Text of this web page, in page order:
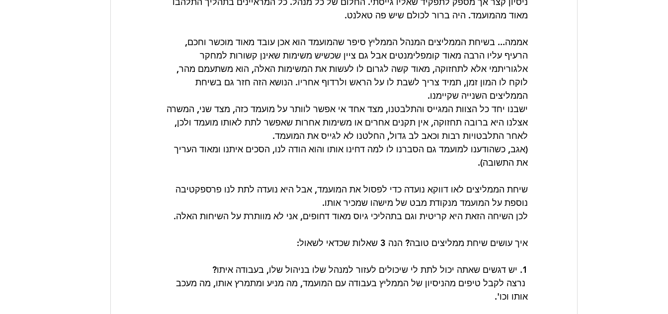
מאוד מהמועמד. היה ברור לכולם שיש פה טאלנט.
אממה... בשיחת הממליצים המנהל הממליץ סיפר שהמועמד הוא אכן עובד מאוד מוכשר וחכם,
הרעיף עליו הרבה מאוד קומפלימנטים אבל גם ציין שכשיש משימות שאינן קשורות למחקר
אלגוריתמי אלא לתחזוקה, מאוד קשה לגרום לו לעשות את המשימות האלה, הוא משתעמם מהר,
לוקח לו המון זמן, תמיד צריך לשבת לו על הראש ולרדוף אחריו. הנושא הזה חזר גם בשיחת
הממליצים השנייה שקיימנו.
ישבנו יחד כל הצוות המגייס והתלבטנו, מצד אחד אי אפשר לוותר על מועמד כזה, מצד שני, המשרה
אצלנו היא ברובה תחזוקה, אין תקנים אחרים או משימות אחרות שאפשר לתת לאותו מועמד ולכן,
לאחר התלבטויות רבות וכאב לב גדול, החלטנו לא לגייס את המועמד.
(אגב, כשהודענו למועמד גם הסברנו לו למה דחינו אותו והוא הודה לנו, הסכים איתנו ומאוד העריך
את התשובה).
שיחת הממליצים לאו דווקא נועדה כדי לפסול את המועמד, אבל היא נועדה לתת לנו פרספקטיבה
נוספת על המועמד מנקודת מבט של מישהו שמכיר אותו.
לכן השיחה הזאת היא קריטית וגם בתהליכי גיוס מאוד דחופים, אני לא מוותרת על השיחות האלה.
איך עושים שיחת ממליצים טובה? הנה 3 שאלות שכדאי לשאול:
1. יש דגשים שאתה יכול לתת לי שיכולים לעזור למנהל שלו בניהול שלו, בעבודה איתו?
נרצה לקבל טיפים מהניסיון של הממליץ בעבודה עם המועמד, מה מניע ומתמרץ אותו, מה מעכב
אותו וכו'.